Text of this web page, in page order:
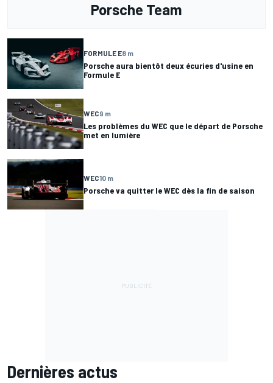
Porsche Team
FORMULE E8 m
Porsche aura bientôt deux écuries d'usine en
Formule E
WEC9 m
Les problèmes du WEC que le départ de Porsche
met en lumière
WEC10 m
Porsche va quitter le WEC dès la fin de saison
Dernières actus